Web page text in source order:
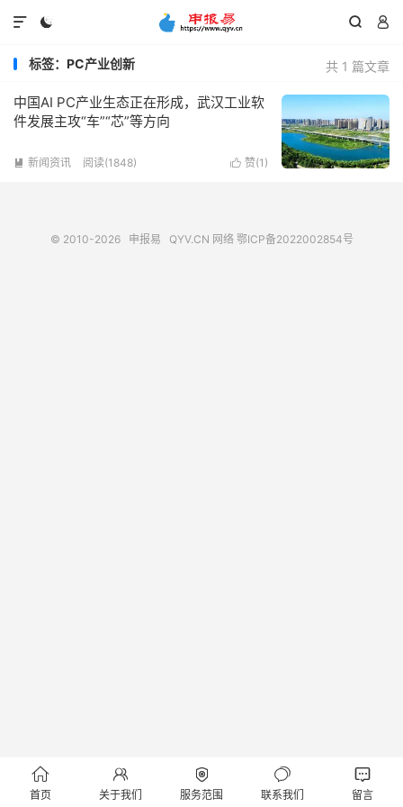
  

共 1 篇文章
标签：PC产业创新
中国AI PC产业生态正在形成，武汉工业软
件发展主攻“车”“芯”等方向
 赞(1 )
 新闻资讯 阅读(1848)
© 2010-2026 申报易 QYV.CN 网络 鄂ICP备2022002854号

首页

关于我们

服务范围

联系我们

留言